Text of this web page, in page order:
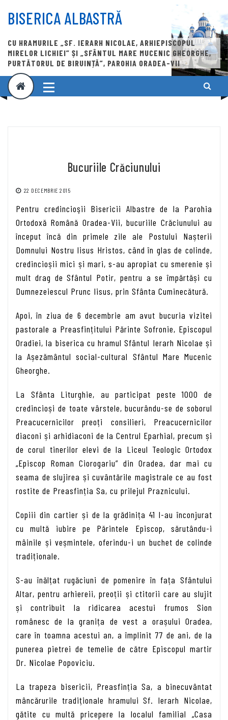
content
BISERICA ALBASTRĂ
CU HRAMURILE „SF. IERARH NICOLAE, ARHIEPISCOPUL
MIRELOR LICHIEI” ȘI „SFÂNTUL MARE MUCENIC GHEORGHE,
PURTĂTORUL DE BIRUINȚĂ”, PAROHIA ORADEA-VII
Bucuriile Crăciunului
22 DECEMBRIE 2015
Pentru credincioşii Bisericii Albastre de la Parohia
Ortodoxă Română Oradea-Vii, bucuriile Crăciunului au
început încă din primele zile ale Postului Nașterii
Domnului Nostru Iisus Hristos, când în glas de colinde,
credincioșii mici și mari, s-au apropiat cu smerenie și
mult drag de Sfântul Potir, pentru a se împărtăși cu
Dumnezeiescul Prunc Iisus, prin Sfânta Cuminecătură.
Apoi, în ziua de 6 decembrie am avut bucuria vizitei
pastorale a Preasfințitului Părinte Sofronie, Episcopul
Oradiei, la biserica cu hramul Sfântul Ierarh Nicolae și
la Așezământul social-cultural Sfântul Mare Mucenic
Gheorghe.
La Sfânta Liturghie, au participat peste 1000 de
credincioși de toate vârstele, bucurându-se de soborul
Preacucernicilor preoți consilieri, Preacucernicilor
diaconi și arhidiaconi de la Centrul Eparhial, precum și
de corul tinerilor elevi de la Liceul Teologic Ortodox
„Episcop Roman Ciorogariu” din Oradea, dar mai cu
seama de slujirea și cuvântările magistrale ce au fost
rostite de Preasfinția Sa, cu prilejul Praznicului.
Copiii din cartier și de la grădinița 41 l-au înconjurat
cu multă iubire pe Părintele Episcop, sărutându-i
mâinile și veșmintele, oferindu-i un buchet de colinde
tradiționale.
S-au înălțat rugăciuni de pomenire în fața Sfântului
Altar, pentru arhiereii, preoții și ctitorii care au slujit
și contribuit la ridicarea acestui frumos Sion
românesc de la granița de vest a orașului Oradea,
care în toamna acestui an, a împlinit 77 de ani, de la
punerea pietrei de temelie de către Episcopul martir
Dr. Nicolae Popoviciu.
La trapeza bisericii, Preasfinția Sa, a binecuvântat
mâncărurile tradiționale hramului Sf. Ierarh Nicolae,
gătite cu multă pricepere la localul familial „Casa